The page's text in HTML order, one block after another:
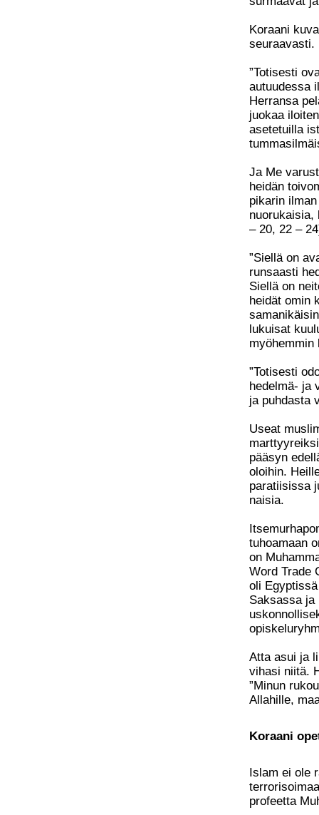
Koraani
seuraavasti.
”Totisesti
autuudessa
Herransa
juokaa
asetetuilla
Ja Me
heidän
pikarin
nuorukaisia,
– 20, 22 –
”Siellä on
runsaasti
Siellä on
heidät omin
lukuisat
myöhemmin
”Totisesti
hedelmä- ja
ja puhdasta
Useat
pääsyn
oloihin.
paratiisissa
naisia.
tuhoamaan
on
Word Trade
oli
Saksassa ja
Atta asui ja
vihasi niitä.
”Minun
Allahille,
Koraani
Islam ei ole
profeetta